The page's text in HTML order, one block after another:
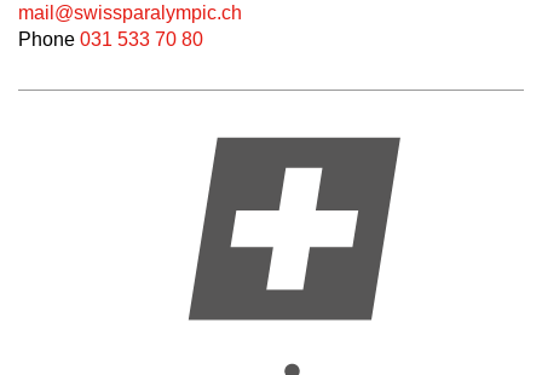
mail@swissparalympic.ch
Phone 031 533 70 80